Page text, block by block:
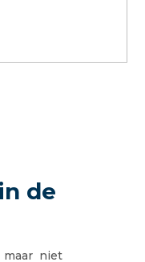
de
niet